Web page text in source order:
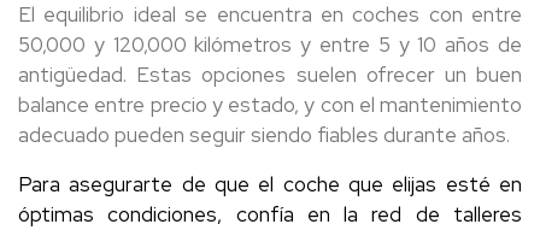
El equilibrio ideal se encuentra en coches con entre
50,000 y 120,000 kilómetros y entre 5 y 10 años de
antigüedad. Estas opciones suelen ofrecer un buen
balance entre precio y estado, y con el mantenimiento
adecuado pueden seguir siendo fiables durante años.
Para asegurarte de que el coche que elijas esté en
óptimas condiciones, confía en la red de talleres